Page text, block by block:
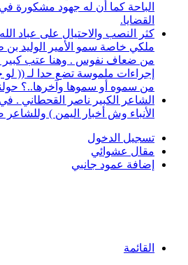
الباحة كما أن له جهود مشكورة
القضايا.
كثر النصب والاحتيال على عباد
ملكي خاصة سمو الأمير الوليد بن
من ضعاف نفوس . وهنا عتب كبير
إجراءات ملموسة تضع حدا لـ ((
من سموه أو سموها وآخرها..؟
الشاعر الكبير ناصر القحطاني .
الأنباء وش أخبار اليمن )
تسجيل الدخول
مقال عشوائي
إضافة عمود جانبي
القائمة